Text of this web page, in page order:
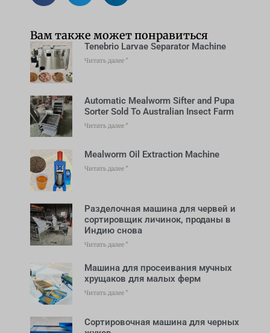
Вам также может понравиться
Tenebrio Larvae Separator Machine
Читать далее "
Automatic Mealworm Sifter and Pupa
Sorter Sold To Australian Insect Farm
Читать далее "
Mealworm Oil Extraction Machine
Читать далее "
Разделочная машина для червей и
сортировщик личинок, проданы в
Индию снова
Читать далее "
Машина для просеивания мучных
хрущаков для малых ферм
Читать далее "
Сортировочная машина для черных